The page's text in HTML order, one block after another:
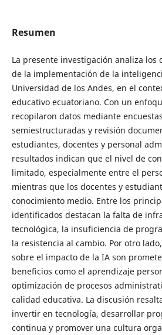
Resumen
La presente investigación analiza los
de la implementación de la
Universidad de los Andes, en el
educativo ecuatoriano. Con un
recopilaron datos mediante
semiestructuradas y revisión
estudiantes, docentes y personal
resultados indican que el nivel de
limitado, especialmente entre el
mientras que los docentes y
conocimiento medio. Entre los
identificados destacan la falta de
tecnológica, la insuficiencia de
la resistencia al cambio. Por otro
sobre el impacto de la IA son
beneficios como el aprendizaje
optimización de procesos
calidad educativa. La discusión
invertir en tecnología, desarrollar
continua y promover una cultura